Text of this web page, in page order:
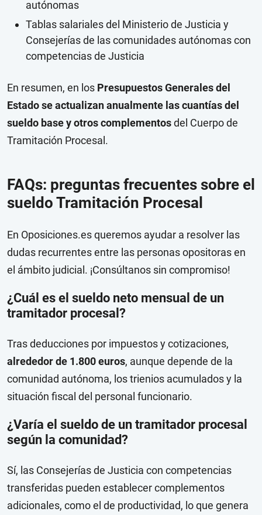
autónomas
Tablas salariales del Ministerio de Justicia y
Consejerías de las comunidades autónomas con
competencias de Justicia
En resumen, en los Presupuestos Generales del
Estado se actualizan anualmente las cuantías del
sueldo base y otros complementosdel Cuerpo de
Tramitación Procesal.
FAQs: preguntas frecuentes sobre el
sueldo Tramitación Procesal
En Oposiciones.es queremos ayudar a resolver las
dudas recurrentes entre las personas opositoras en
el ámbito judicial. ¡Consúltanos sin compromiso!
¿Cuál es el sueldo neto mensual de un
tramitador procesal?
Tras deducciones por impuestos y cotizaciones,
alrededor de 1.800 euros, aunque depende de la
comunidad autónoma, los trienios acumulados y la
situación fiscal del personal funcionario.
¿Varía el sueldo de un tramitador procesal
según la comunidad?
Sí, las Consejerías de Justicia con competencias
transferidas pueden establecer complementos
adicionales, como el de productividad, lo que genera